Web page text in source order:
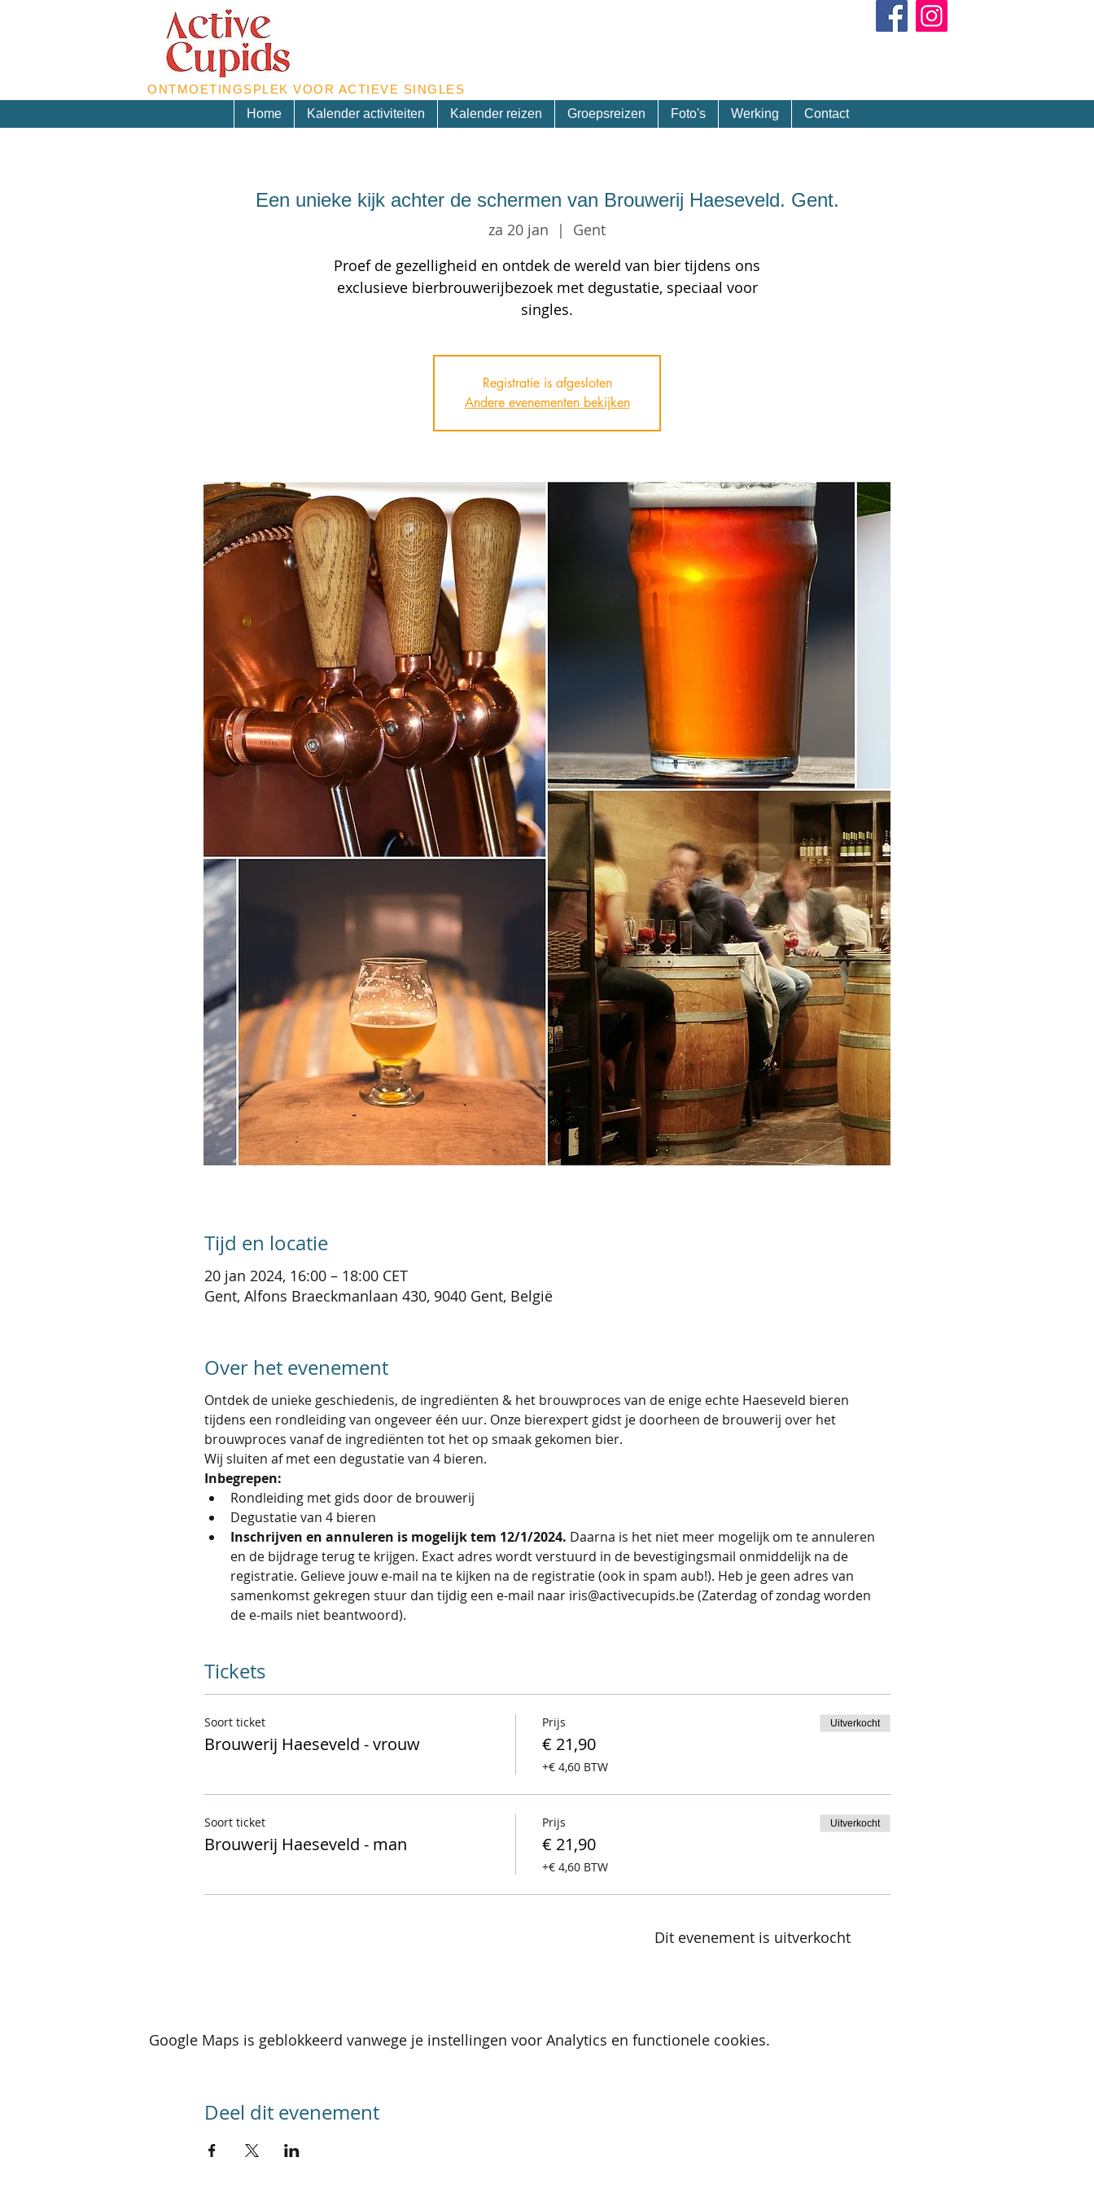
ONTMOETINGSPLEK VOOR ACTIEVE SINGLES
Home
Kalender activiteiten Kalender reizen Groepsreizen Foto's Werking Contact
Een unieke kijk achter de schermen van Brouwerij Haeseveld. Gent.
za 20 jan
  |
Gent
Proef de gezelligheid en ontdek de wereld van bier tijdens ons
exclusieve bierbrouwerijbezoek met degustatie, speciaal voor
singles.
Registratie is afgesloten
Andere evenementen bekijken
Tijd en locatie
20 jan 2024, 16:00 – 18:00 CET
Gent, Alfons Braeckmanlaan 430, 9040 Gent, België
Over het evenement
Ontdek de unieke geschiedenis, de ingrediënten & het brouwproces van de enige echte Haeseveld bieren
tijdens een rondleiding van ongeveer één uur. Onze bierexpert gidst je doorheen de brouwerij over het
brouwproces vanaf de ingrediënten tot het op smaak gekomen bier.
Wij sluiten af met een degustatie van 4 bieren.
Inbegrepen:
Rondleiding met gids door de brouwerij
Degustatie van 4 bieren
Inschrijven en annuleren is mogelijk tem 12/1/2024. Daarna is het niet meer mogelijk om te annuleren
en de bijdrage terug te krijgen. Exact adres wordt verstuurd in de bevestigingsmail onmiddelijk na de
registratie. Gelieve jouw e-mail na te kijken na de registratie (ook in spam aub!). Heb je geen adres van
samenkomst gekregen stuur dan tijdig een e-mail naar iris@activecupids.be (Zaterdag of zondag worden
de e-mails niet beantwoord).
Tickets
Soort ticket
Brouwerij Haeseveld - vrouw
Prijs
€ 21,90
+€ 4,60 BTW
Uitverkocht
Soort ticket
Brouwerij Haeseveld - man
Prijs
€ 21,90
+€ 4,60 BTW
Uitverkocht
Dit evenement is uitverkocht
Google Maps is geblokkeerd vanwege je instellingen voor Analytics en functionele cookies.
Deel dit evenement